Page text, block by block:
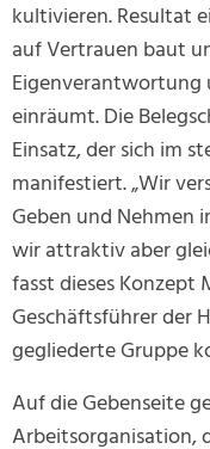
kultivieren. Resultat
auf Vertrauen baut
einräumt. Die
Einsatz, der sich im
manifestiert. „Wir
Geben und Nehmen
wir attraktiv aber
fasst dieses Konzept
Geschäftsführer der
gegliederte Gruppe
Auf die Gebenseite
Arbeitsorganisation,